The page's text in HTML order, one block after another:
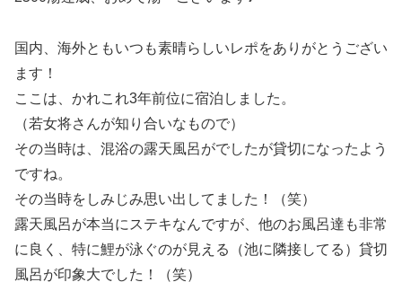
国内、海外ともいつも素晴らしいレポをありがとうござい
ます！
ここは、かれこれ3年前位に宿泊しました。
（若女将さんが知り合いなもので）
その当時は、混浴の露天風呂がでしたが貸切になったよう
ですね。
その当時をしみじみ思い出してました！（笑）
露天風呂が本当にステキなんですが、他のお風呂達も非常
に良く、特に鯉が泳ぐのが見える（池に隣接してる）貸切
風呂が印象大でした！（笑）